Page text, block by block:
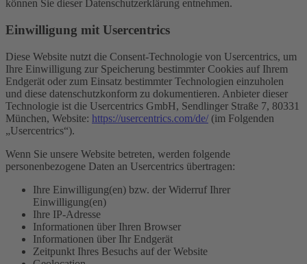
können Sie dieser Datenschutzerklärung entnehmen.
Einwilligung mit Usercentrics
Diese Website nutzt die Consent-Technologie von Usercentrics, um
Ihre Einwilligung zur Speicherung bestimmter Cookies auf Ihrem
Endgerät oder zum Einsatz bestimmter Technologien einzuholen
und diese datenschutzkonform zu dokumentieren. Anbieter dieser
Technologie ist die Usercentrics GmbH, Sendlinger Straße 7, 80331
München, Website: https://usercentrics.com/de/ (im Folgenden
„Usercentrics“).
Wenn Sie unsere Website betreten, werden folgende
personenbezogene Daten an Usercentrics übertragen:
Ihre Einwilligung(en) bzw. der Widerruf Ihrer
Einwilligung(en)
Ihre IP-Adresse
Informationen über Ihren Browser
Informationen über Ihr Endgerät
Zeitpunkt Ihres Besuchs auf der Website